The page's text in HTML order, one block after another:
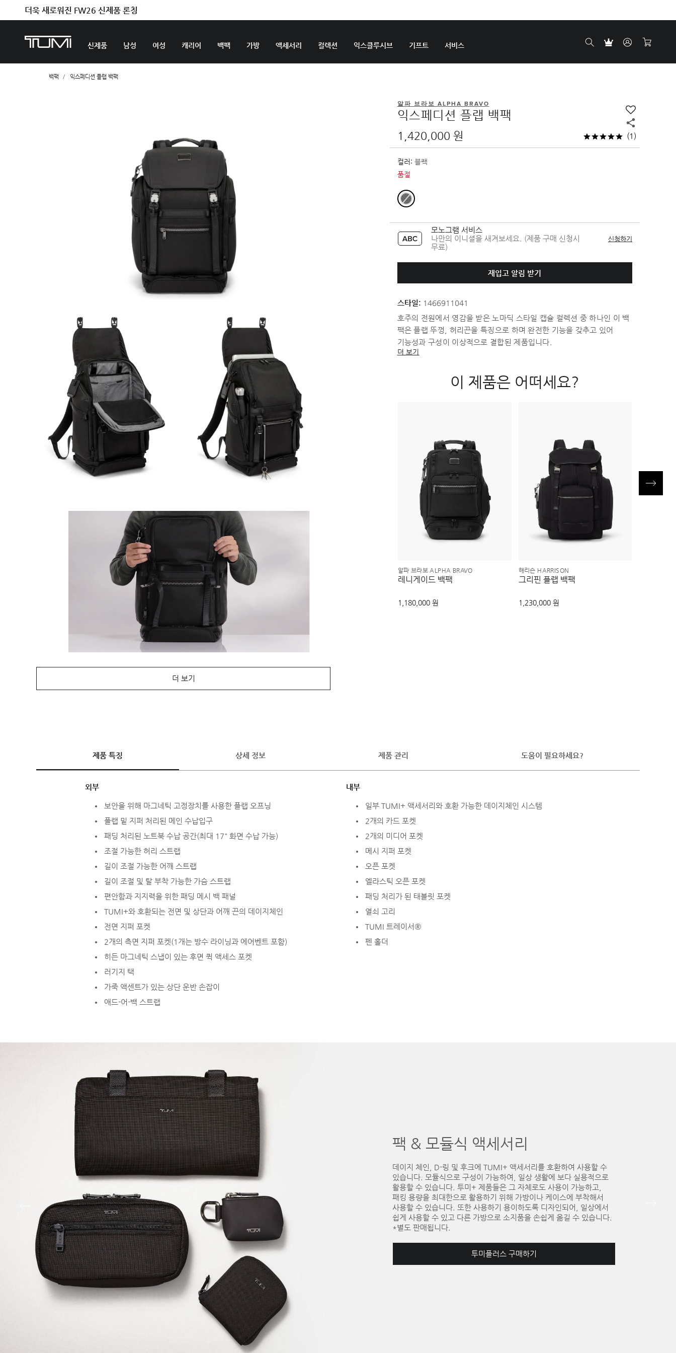
더욱 새로워진 FW26 신제품 론칭
신제품 남성 여성 캐리어 백팩 가방 액세서리 컬렉션 익스클루시브 기프트 서비스
백팩 익스페디션 플랩 백팩
더 보기
알파 브라보 ALPHA BRAVO
익스페디션 플랩 백팩
1,420,000 원 (1)
컬러: 블랙
품절
모노그램 서비스
나만의 이니셜을 새겨보세요. (제품 구매 신청시
무료)
신청하기
재입고 알림 받기
스타일: 1466911041
호주의 전원에서 영감을 받은 노마딕 스타일 캡슐 컬렉션 중 하나인 이 백
팩은 플랩 뚜껑, 허리끈을 특징으로 하며 완전한 기능을 갖추고 있어
기능성과 구성이 이상적으로 결합된 제품입니다.
더 보기
이 제품은 어떠세요?
알파 브라보 ALPHA BRAVO
레니게이드 백팩
1,180,000 원
해리슨 HARRISON
그리핀 플랩 백팩
1,230,000 원
제품 특징 상세 정보 제품 관리 도움이 필요하세요?
외부
보안을 위해 마그네틱 고정장치를 사용한 플랩 오프닝
플랩 밑 지퍼 처리된 메인 수납입구
패딩 처리된 노트북 수납 공간(최대 17" 화면 수납 가능)
조절 가능한 허리 스트랩
길이 조절 가능한 어깨 스트랩
길이 조절 및 탈 부착 가능한 가슴 스트랩
편안함과 지지력을 위한 패딩 메시 백 패널
TUMI+와 호환되는 전면 및 상단과 어깨 끈의 데이지체인
전면 지퍼 포켓
2개의 측면 지퍼 포켓(1개는 방수 라이닝과 에어벤트 포함)
히든 마그네틱 스냅이 있는 후면 퀵 액세스 포켓
러기지 택
가죽 액센트가 있는 상단 운반 손잡이
애드-어-백 스트랩
내부
일부 TUMI+ 액세서리와 호환 가능한 데이지체인 시스템
2개의 카드 포켓
2개의 미디어 포켓
메시 지퍼 포켓
오픈 포켓
엘라스틱 오픈 포켓
패딩 처리가 된 태블릿 포켓
열쇠 고리
TUMI 트레이서®
펜 홀더
팩 & 모듈식 액세서리
데이지 체인, D-링 및 후크에 TUMI+ 액세서리를 호환하여 사용할 수
있습니다. 모듈식으로 구성이 가능하여, 일상 생활에 보다 실용적으로
활용할 수 있습니다. 투미+ 제품들은 그 자체로도 사용이 가능하고,
패킹 용량을 최대한으로 활용하기 위해 가방이나 케이스에 부착해서
사용할 수 있습니다. 또한 사용하기 용이하도록 디자인되어, 일상에서
쉽게 사용할 수 있고 다른 가방으로 소지품을 손쉽게 옮길 수 있습니다.
*별도 판매됩니다.
투미플러스 구매하기